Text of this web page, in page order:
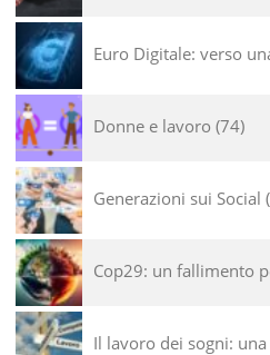
Euro Digitale: verso
Donne e lavoro 74
Generazioni sui Social
Cop29: un fallimento
Il lavoro dei sogni: